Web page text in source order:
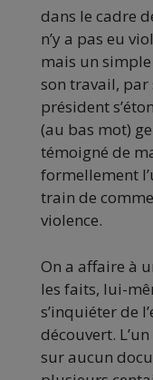
dans le cadre
n’y a pas eu
mais un
son travail, par
président
(au bas mot)
témoigné de
formellement
train de
violence.
On a affaire à
les faits, lui-
s’inquiéter de
découvert.
sur aucun